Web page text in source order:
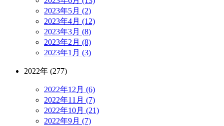
2023年5月 (2)
2023年4月 (12)
2023年3月 (8)
2023年2月 (8)
2023年1月 (3)
2022年 (277)
2022年12月 (6)
2022年11月 (7)
2022年10月 (21)
2022年9月 (7)